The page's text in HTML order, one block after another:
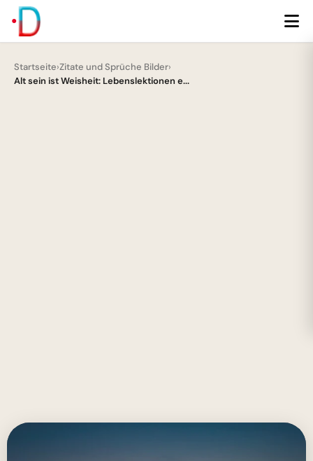
Startseite›Zitate und Sprüche Bilder›
Alt sein ist Weisheit: Lebenslektionen e...